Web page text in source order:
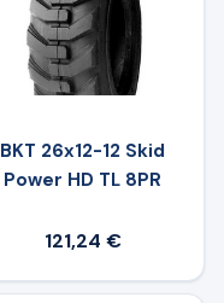
BKT 26x12-12 Skid
Power HD TL 8PR
121,24 €